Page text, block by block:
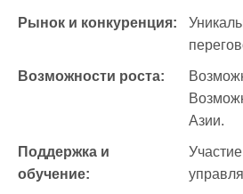
Рынок и конкуренция:
Возможности роста:
Азии.
Поддержка и
обучение: